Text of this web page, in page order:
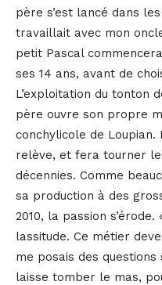
père s’est lancé dans
travaillait avec mon
petit Pascal
ses 14 ans, avant de
L’exploitation du tonton
père ouvre son propre
conchylicole de
relève, et fera tourner
décennies. Comme
sa production à des
2010, la passion
lassitude. Ce métier
me posais des questions
laisse tomber le mas,